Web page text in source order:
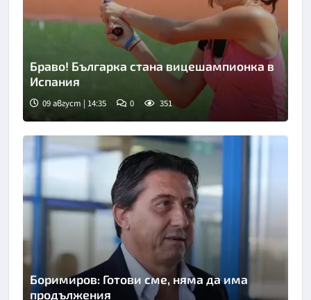
Снимка: БТА
Браво! Българка стана вицешампионка в
Испания
09 август | 14:35 0 351
Боримиров: Готови сме, няма да има
продължения